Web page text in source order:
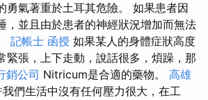
勇氣著重於土耳其危險。 如果患者因
，並且由於患者的神經狀況增加而無法
記帳士 函授 如果某人的身體症狀高度
緊張，上下走動，說話很多，煩躁，那
銷公司 Nitricum是合適的藥物。 高雄
我們生活中沒有任何壓力很大，在工